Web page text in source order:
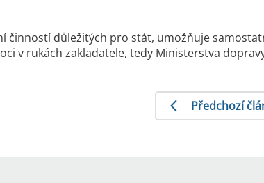
činností důležitých pro stát, umožňuje
v rukách zakladatele, tedy Ministerstva
Předchozí